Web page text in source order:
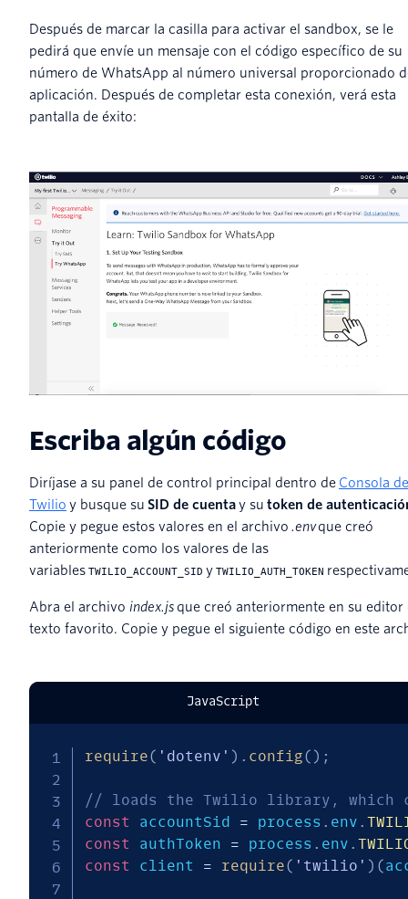
Después de marcar la casilla para activar el sandbox, se le
pedirá que envíe un mensaje con el código específico de su
número de WhatsApp al número universal proporcionado
aplicación. Después de completar esta conexión, verá esta
pantalla de éxito:
Escriba algún código
Diríjase a su panel de control principal dentro de Consola de
Twilio y busque su SID de cuentay su token de
Copie y pegue estos valores en el archivo .envque creó
anteriormente como los valores de las
variables TWILIO_ACCOUNT_SID y TWILIO_AUTH_TOKEN
Abra el archivo index.js que creó anteriormente en su editor
texto favorito. Copie y pegue el siguiente código en este
JavaScript
require( 'dotenv' ) . config( ) ;
// loads the Twilio library, which
const accountSid = process . env .
const authToken = process . env .
const client = require( 'twilio' ) (